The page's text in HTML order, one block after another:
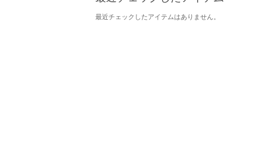
最近チェックしたアイテムはありません。